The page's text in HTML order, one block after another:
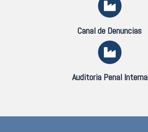
Canal de Denuncias
Auditoria Penal Interna